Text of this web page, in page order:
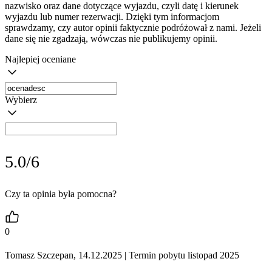
nazwisko oraz dane dotyczące wyjazdu, czyli datę i kierunek
wyjazdu lub numer rezerwacji. Dzięki tym informacjom
sprawdzamy, czy autor opinii faktycznie podróżował z nami. Jeżeli
dane się nie zgadzają, wówczas nie publikujemy opinii.
Najlepiej oceniane
Wybierz
5.0/6
Czy ta opinia była pomocna?
0
Tomasz Szczepan, 14.12.2025 | Termin pobytu listopad 2025